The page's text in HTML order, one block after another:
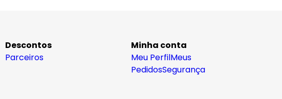
Descontos
Parceiros
Minha conta
Meu PerfilMeus
PedidosSegurança